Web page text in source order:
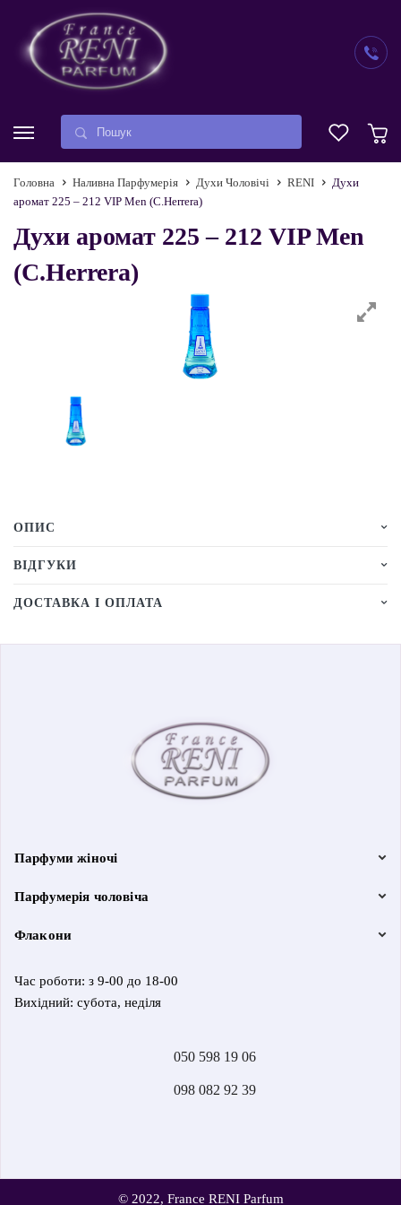
Головна Наливна Парфумерія Духи Чоловічі RENI
Духи
аромат 225 – 212 VIP Men (C.Herrera)
Духи аромат 225 – 212 VIP Men
(C.Herrera)
ОПИС
ВІДГУКИ
ДОСТАВКА І ОПЛАТА
Парфуми жіночі
Парфумерія чоловіча
Флакони
Час роботи: з 9-00 до 18-00
Вихідний: субота, неділя
050 598 19 06
098 082 92 39
© 2022, France RENI Parfum